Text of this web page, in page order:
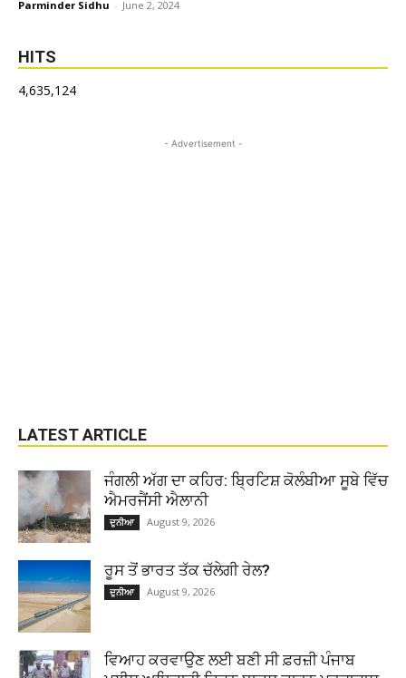
Parminder Sidhu - June 2, 2024
HITS
4,635,124
- Advertisement -
LATEST ARTICLE
ਜੰਗਲੀ ਅੱਗ ਦਾ ਕਹਿਰ: ਬ੍ਰਿਟਿਸ਼ ਕੋਲੰਬੀਆ ਸੂਬੇ ਵਿੱਚ
ਐਮਰਜੈਂਸੀ ਐਲਾਨੀ
ਦੁਨੀਆ August 9, 2026
ਰੂਸ ਤੋਂ ਭਾਰਤ ਤੱਕ ਚੱਲੇਗੀ ਰੇਲ?
ਦੁਨੀਆ August 9, 2026
ਵਿਆਹ ਕਰਵਾਉਣ ਲਈ ਬਣੀ ਸੀ ਫ਼ਰਜ਼ੀ ਪੰਜਾਬ